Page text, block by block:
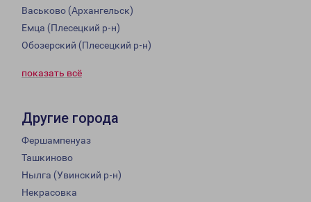
Васьково (Архангельск)
Емца (Плесецкий р-н)
Обозерский (Плесецкий р-н)
показать всё
Другие города
Фершампенуаз
Ташкиново
Нылга (Увинский р-н)
Некрасовка